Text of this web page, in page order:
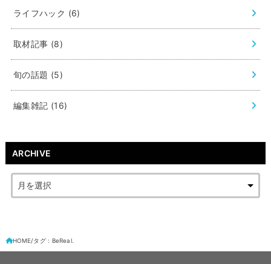
ライフハック (6)
取材記事 (8)
旬の話題 (5)
編集雑記 (16)
ARCHIVE
HOME タグ : BeReal.